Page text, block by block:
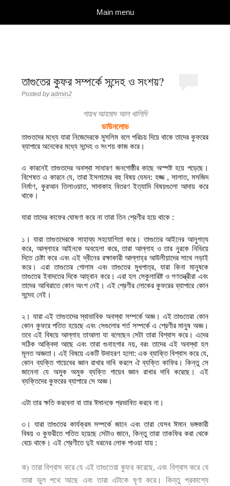
Main menu
তাগুতের কুফর সম্পর্কে সন্দেহ ও সংশয়?
Posted byadmin2
শায়খ আহমাদ আল খালিদি
ডাউনলোড
তাগুতদের মধ্যে যারা নিজেদেরকে মুসলিম বলে পরিচয় দিয়ে থাকে তাদের কুফরের
ব্যাপারে অনেকের মধ্যে সন্দেহ ও সংশয় কাজ করে।
এ কারনেই তাগুতদের অবস্থা সাধারণ জনগোষ্ঠীর কাছে অস্পষ্ট হয়ে পড়েছে।
বিশেষত এ কারনে যে, তারা ইসলামের বহু বিষয় যেমন: হজ্জ , সালাত, মসজিদ
নির্মাণ, কুরআন তিলাওয়াত, সাদাকাহ বিতরণ ইত্যাদি বিষয়গুলো আদায় করে
থাকে।
যারা তাদের কাফের ঘোষণা করে না তারা তিন শ্রেণীর হয়ে থাকে :
১। যারা তাগুতদেরকে সাহায্য সহযোগিতা করে। তাগুতের আইনের আনুগত্য
করে, আল্লাহর আইনকে অবহেলা করে, তারা আল্লাহ ও তার নুরকে নিভিয়ে
দিতে চেষ্টা করে এবং এই দ্বীনের রক্ষাকারী আল্লাহ্‌র আউলীয়াদের সাথে লড়াই
করে। এরা তাগুতের গোলাম এবং তাগুতের মুখপাত্র, যারা কিনা মানুষকে
তাগুতের ইবাদতের দিকে আহ্বান করে। এরা হল সেকুলারিষ্ট ও গণতন্ত্রীরা এবং
তাদের আখিরাতে কোন অংশ নেই। এই শ্রেণীর লোকের কুফরের ব্যাপারে কোন
সন্দেহ নেই।
২। যারা এই তাগুতদের স্বাভাবিক অবস্থা সম্পর্কে অজ্ঞ। এই তাগুতেরা কোন
কোন কুফরে পতিত হয়েছে এবং সেগুলোর শর্ত সম্পর্কে এ শ্রেণীর মানুষ অজ্ঞ।
তবে এই বিষয়ে আল্লাহ তাআলা যা বলেছেন সেটা তারা বিশ্বাস করে। এদের
সঠিক আক্বিদা আছে এবং তারা গুনাহগার নয়, বরং তাদের এই অবস্থা হল
মূলত অজ্ঞতা। এই বিষয়ে একটি উদাহরণ হলো: এক ব্যাক্তি বিশ্বাস করে যে,
কোন ব্যক্তি গায়েবের জ্ঞান রাখার দাবি করলে ঐ ব্যক্তি কাফির। কিন্তু সে
জানেনা যে অমুক অমুক ব্যক্তি গায়েব জ্ঞান রাখার দাবি করেছে। এই
ব্যক্তিদের কুফরের ব্যাপারে সে অজ্ঞ।
এটা তার ক্ষতি করবেনা বা তার ঈমানকে প্রভাবিত করবে না।
৩। যারা তাগুতের কার্যক্রম সম্পর্কে জানে এবং তারা যেসব ঈমান ভঙ্গকারী
বিষয় ও কুফরীতে পতিত হয়েছে সেটাও জানে, কিন্তু তারা তাকফির করা থেকে
বেচে থাকে। এই শ্রেণীতে দুই ধরনের লোক পাওয়া যায় :
ক) তারা বিশ্বাস করে যে এই তাগুতেরা কুফর করেছে, এবং বিশ্বাস করে যে
তারা ভুল পথে আছে এবং তারা এটাকে ঘৃণা করে। কিন্তু প্রকাশ্যে